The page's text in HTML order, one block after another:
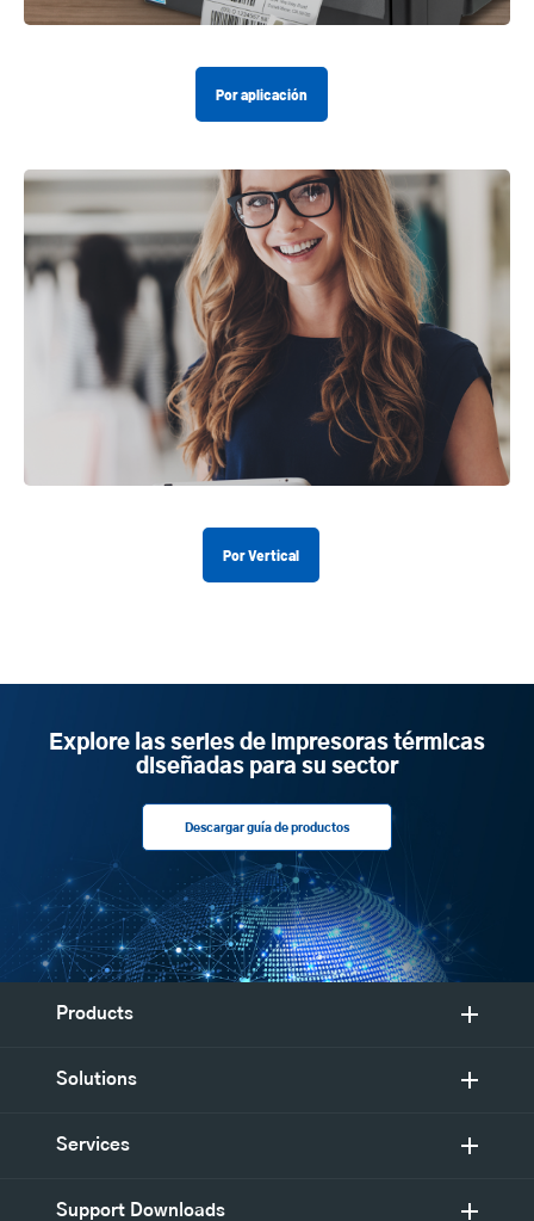
Por aplicación
Por Vertical
Explore las series de impresoras térmicas
diseñadas para su sector
Descargar guía de productos
Products
Solutions
Services
Support Downloads